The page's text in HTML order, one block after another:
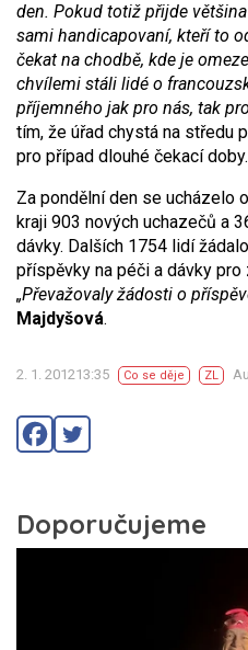
den. Pokud totiž přijde
sami handicapovaní, kteří to
čekat na chodbě, kde je
chvílemi stáli lidé o
příjemného jak pro nás, tak
tím, že úřad chystá na středu
pro případ dlouhé čekací doby.
Za pondělní den se ucházelo
kraji 903 nových uchazečů a
dávky. Dalších 1754 lidí
příspěvky na péči a dávky
„Převažovaly žádosti o
Majdyšová.
2. 1. 201213:35 Co se děje ZL